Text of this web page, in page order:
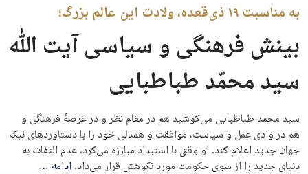
به مناسبت ۱۹ ذی‌قعده،‌ ولادت این عالم بزرگ؛
بینش فرهنگی و سیاسی آیت الله
سید محمّد طباطبایی
سید محمد طباطبایی می‌کوشید هم در مقام نظر و در عرصهٔ فرهنگی و
هم در وادی عمل و سیاست، موافقت و همدلی خود را با دستاوردهای نیکِ
جهان جدید اعلام کند. او وقتی با استبداد مبارزه می‌کرد، عدم التفات به
دنیای جدید را از سوی حکومت مورد نکوهش قرار می‌داد.ادامه …